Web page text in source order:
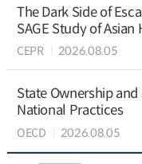
The Dark Side of
SAGE Study of
CEPR 2026.08.05
State Ownership
National Practices
OECD 2026.08.05